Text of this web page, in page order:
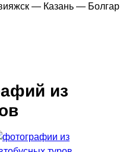
— Казань — Болгар
из